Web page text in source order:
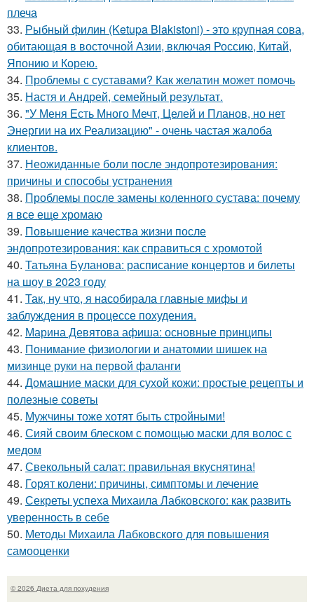
плеча
33. Рыбный филин (Ketupa Blakistoni) - это крупная сова,
обитающая в восточной Азии, включая Россию, Китай,
Японию и Корею.
34. Проблемы с суставами? Как желатин может помочь
35. Настя и Андрей, семейный результат.
36. "У Меня Есть Много Мечт, Целей и Планов, но нет
Энергии на их Реализацию" - очень частая жалоба
клиентов.
37. Неожиданные боли после эндопротезирования:
причины и способы устранения
38. Проблемы после замены коленного сустава: почему
я все еще хромаю
39. Повышение качества жизни после
эндопротезирования: как справиться с хромотой
40. Татьяна Буланова: расписание концертов и билеты
на шоу в 2023 году
41. Так, ну что, я насобирала главные мифы и
заблуждения в процессе похудения.
42. Марина Девятова афиша: основные принципы
43. Понимание физиологии и анатомии шишек на
мизинце руки на первой фаланги
44. Домашние маски для сухой кожи: простые рецепты и
полезные советы
45. Мужчины тоже хотят быть стройными!
46. Сияй своим блеском с помощью маски для волос с
медом
47. Свекольный салат: правильная вкуснятина!
48. Горят колени: причины, симптомы и лечение
49. Секреты успеха Михаила Лабковского: как развить
уверенность в себе
50. Методы Михаила Лабковского для повышения
самооценки
© 2026 Диета для похудения